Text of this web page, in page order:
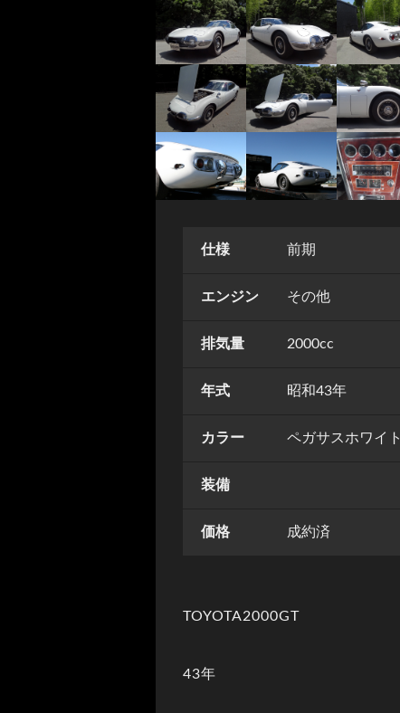
仕様 前期
エンジン その他
排気量 2000cc
年式 昭和43年
カラー ペガサスホワイト
装備
価格 成約済
TOYOTA2000GT
43年